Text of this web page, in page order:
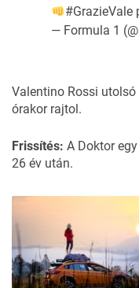
#GrazieVale
— Formula 1
Valentino Rossi
órakor rajtol.
Frissítés: A Doktor
26 év után.